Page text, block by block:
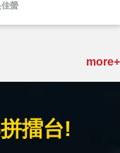
螢
more+
擂台!